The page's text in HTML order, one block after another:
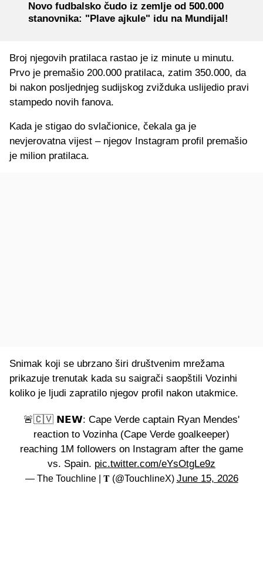
Novo fudbalsko čudo iz zemlje od 500.000
stanovnika: "Plave ajkule" idu na Mundijal!
Broj njegovih pratilaca rastao je iz minute u minutu.
Prvo je premašio 200.000 pratilaca, zatim 350.000, da
bi nakon posljednjeg sudijskog zvižduka uslijedio pravi
stampedo novih fanova.
Kada je stigao do svlačionice, čekala ga je
nevjerovatna vijest – njegov Instagram profil premašio
je milion pratilaca.
Snimak koji se ubrzano širi društvenim mrežama
prikazuje trenutak kada su saigrači saopštili Vozinhi
koliko je ljudi zapratilo njegov profil nakon utakmice.
🚨🇨🇻 𝗡𝗘𝗪: Cape Verde captain Ryan Mendes'
reaction to Vozinha (Cape Verde goalkeeper)
reaching 1M followers on Instagram after the game
vs. Spain. pic.twitter.com/eYsOtgLe9z
— The Touchline | 𝐓 (@TouchlineX) June 15, 2026